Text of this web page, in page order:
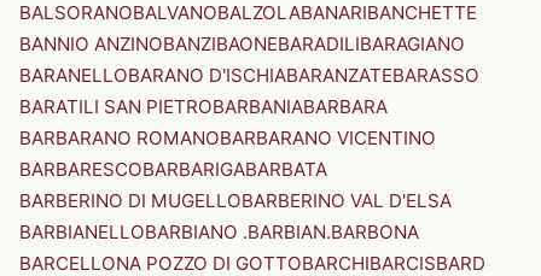
BALSORANOBALVANOBALZOLABANARIBANCHETTE
BANNIO ANZINOBANZIBAONEBARADILIBARAGIANO
BARANELLOBARANO D'ISCHIABARANZATEBARASSO
BARATILI SAN PIETROBARBANIABARBARA
BARBARANO ROMANOBARBARANO VICENTINO
BARBARESCOBARBARIGABARBATA
BARBERINO DI MUGELLOBARBERINO VAL D'ELSA
BARBIANELLOBARBIANO .BARBIAN.BARBONA
BARCELLONA POZZO DI GOTTOBARCHIBARCISBARD